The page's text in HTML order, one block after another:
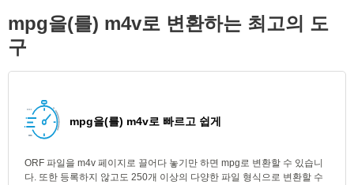
mpg을(를) m4v로 변환하는 최고의 도
구
mpg을(를) m4v로 빠르고 쉽게
ORF 파일을 m4v 페이지로 끌어다 놓기만 하면 mpg로 변환할 수 있습니
다. 또한 등록하지 않고도 250개 이상의 다양한 파일 형식으로 변환할 수